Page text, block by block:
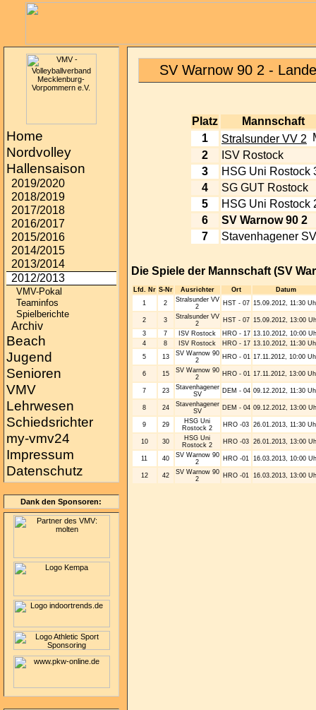
Home
Nordvolley
Hallensaison
2019/2020
2018/2019
2017/2018
2016/2017
2015/2016
2014/2015
2013/2014
2012/2013
VMV-Pokal
Teaminfos
Spielberichte
Archiv
Beach
Jugend
Senioren
VMV
Lehrwesen
Schiedsrichter
my-vmv24
Impressum
Datenschutz
Dank den Sponsoren:
SV Warnow 90 2 -
Platz
Mannschaft
1
Stralsunder VV 2
2
ISV Rostock
3
HSG Uni Rostock
4
SG GUT Rostock
5
HSG Uni Rostock
6
SV Warnow 90 2
7
Stavenhagener SV
Die Spiele der Mannschaft (SV
Lfd. Nr S-Nr Ausrichter Ort
Datum
1
2
Stralsunder VV
2
HST - 07 15.09.2012, 11:30
2 3
Stralsunder VV
2
HST - 07 15.09.2012, 13:00
3
7 ISV Rostock HRO - 17 13.10.2012, 10:00
4
8 ISV Rostock HRO - 17 13.10.2012, 11:30
5
13
SV Warnow 90
2
HRO - 01 17.11.2012, 10:00
6 15
SV Warnow 90
2
HRO - 01 17.11.2012, 13:00
7 23
Stavenhagener
SV
DEM - 04 09.12.2012, 11:30
8 24
Stavenhagener
SV
DEM - 04 09.12.2012, 13:00
9 29
HSG Uni
Rostock 2
HRO -03 26.01.2013, 11:30
10 30
HSG Uni
Rostock 2
HRO -03 26.01.2013, 13:00
11 40
SV Warnow 90
2
HRO -01 16.03.2013, 10:00
12 42
SV Warnow 90
2
HRO -01 16.03.2013, 13:00